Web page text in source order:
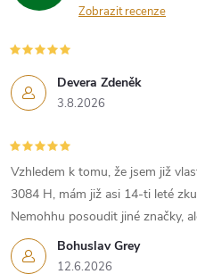
Zobrazit recenze
Devera Zdeněk
3.8.2026
Bohuslav Grey
12.6.2026
Vzhledem k tomu, že jsem již
3084 H, mám již asi 14-ti leté
Nemohhu posoudit jiné značky,